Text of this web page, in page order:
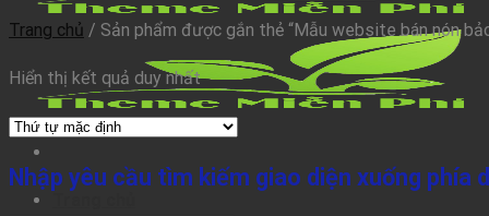
Trang chủ / Sản phẩm được gắn thẻ “Mẫu website bán nón
Hiển thị kết quả duy nhất
Nhập yêu cầu tìm kiếm giao diện xuống phía